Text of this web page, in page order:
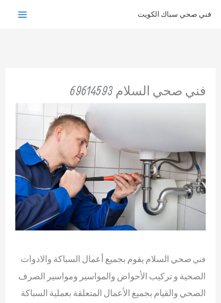
فني صحي سباك الكويت
فني صحي السلام 69614593
فني صحي السلام يقوم بجميع أعمال السباكة والادوات
الصحية و تركيب الأحواض والمواسير ومواسير الصرف
الصحي والقيام بجميع الأعمال المتعلقة بعملية السباكة